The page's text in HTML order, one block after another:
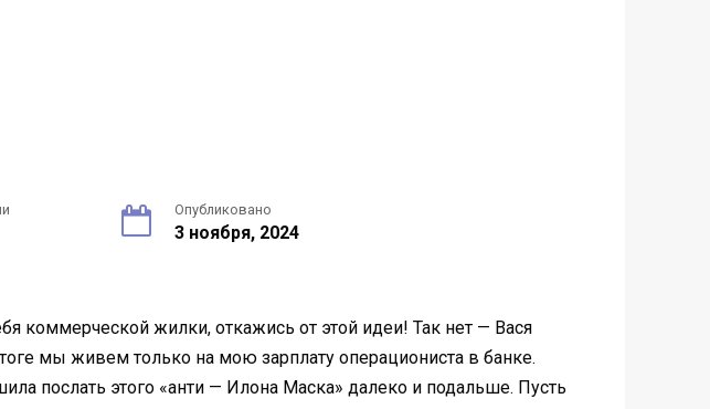
Опубликовано
3 ноября, 2024
коммерческой жилки, откажись от этой идеи! Так нет — Вася
мы живем только на мою зарплату операциониста в банке.
послать этого «анти — Илона Маска» далеко и подальше. Пусть